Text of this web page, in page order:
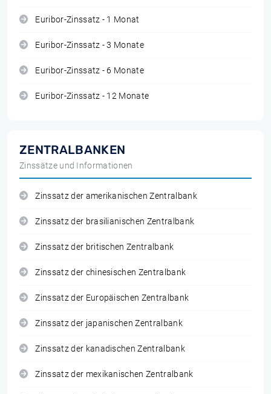
Euribor-Zinssatz - 1 Monat
Euribor-Zinssatz - 3 Monate
Euribor-Zinssatz - 6 Monate
Euribor-Zinssatz - 12 Monate
ZENTRALBANKEN
Zinssätze und Informationen
Zinssatz der amerikanischen Zentralbank
Zinssatz der brasilianischen Zentralbank
Zinssatz der britischen Zentralbank
Zinssatz der chinesischen Zentralbank
Zinssatz der Europäischen Zentralbank
Zinssatz der japanischen Zentralbank
Zinssatz der kanadischen Zentralbank
Zinssatz der mexikanischen Zentralbank